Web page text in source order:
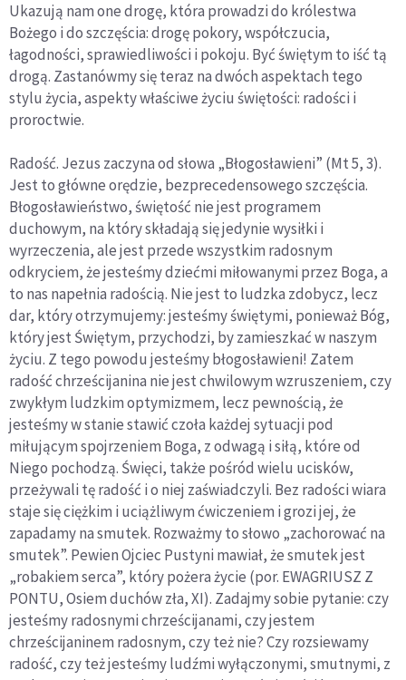
Ukazują nam one drogę, która prowadzi do królestwa
Bożego i do szczęścia: drogę pokory, współczucia,
łagodności, sprawiedliwości i pokoju. Być świętym to iść tą
drogą. Zastanówmy się teraz na dwóch aspektach tego
stylu życia, aspekty właściwe życiu świętości: radości i
proroctwie.
Radość. Jezus zaczyna od słowa „Błogosławieni” (Mt 5, 3).
Jest to główne orędzie, bezprecedensowego szczęścia.
Błogosławieństwo, świętość nie jest programem
duchowym, na który składają się jedynie wysiłki i
wyrzeczenia, ale jest przede wszystkim radosnym
odkryciem, że jesteśmy dziećmi miłowanymi przez Boga, a
to nas napełnia radością. Nie jest to ludzka zdobycz, lecz
dar, który otrzymujemy: jesteśmy świętymi, ponieważ Bóg,
który jest Świętym, przychodzi, by zamieszkać w naszym
życiu. Z tego powodu jesteśmy błogosławieni! Zatem
radość chrześcijanina nie jest chwilowym wzruszeniem, czy
zwykłym ludzkim optymizmem, lecz pewnością, że
jesteśmy w stanie stawić czoła każdej sytuacji pod
miłującym spojrzeniem Boga, z odwagą i siłą, które od
Niego pochodzą. Święci, także pośród wielu ucisków,
przeżywali tę radość i o niej zaświadczyli. Bez radości wiara
staje się ciężkim i uciążliwym ćwiczeniem i grozi jej, że
zapadamy na smutek. Rozważmy to słowo „zachorować na
smutek”. Pewien Ojciec Pustyni mawiał, że smutek jest
„robakiem serca”, który pożera życie (por. EWAGRIUSZ Z
PONTU, Osiem duchów zła, XI). Zadajmy sobie pytanie: czy
jesteśmy radosnymi chrześcijanami, czy jestem
chrześcijaninem radosnym, czy też nie? Czy rozsiewamy
radość, czy też jesteśmy ludźmi wyłączonymi, smutnymi, z